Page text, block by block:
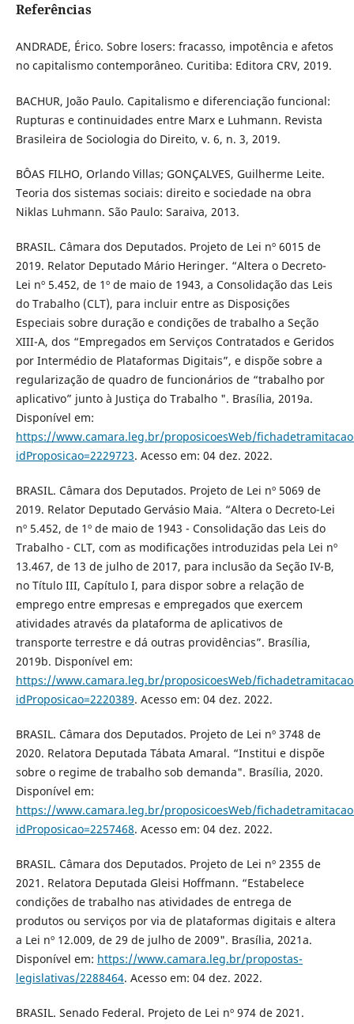
Referências
ANDRADE, Érico. Sobre losers: fracasso, impotência e afetos
no capitalismo contemporâneo. Curitiba: Editora CRV, 2019.
BACHUR, João Paulo. Capitalismo e diferenciação funcional:
Rupturas e continuidades entre Marx e Luhmann. Revista
Brasileira de Sociologia do Direito, v. 6, n. 3, 2019.
BÔAS FILHO, Orlando Villas; GONÇALVES, Guilherme Leite.
Teoria dos sistemas sociais: direito e sociedade na obra
Niklas Luhmann. São Paulo: Saraiva, 2013.
BRASIL. Câmara dos Deputados. Projeto de Lei nº 6015 de
2019. Relator Deputado Mário Heringer. “Altera o Decreto-
Lei nº 5.452, de 1º de maio de 1943, a Consolidação das Leis
do Trabalho (CLT), para incluir entre as Disposições
Especiais sobre duração e condições de trabalho a Seção
XIII-A, dos “Empregados em Serviços Contratados e Geridos
por Intermédio de Plataformas Digitais”, e dispõe sobre a
regularização de quadro de funcionários de “trabalho por
aplicativo” junto à Justiça do Trabalho ". Brasília, 2019a.
Disponível em:
https://www.camara.leg.br/proposicoesWeb/
idProposicao=2229723. Acesso em: 04 dez. 2022.
BRASIL. Câmara dos Deputados. Projeto de Lei nº 5069 de
2019. Relator Deputado Gervásio Maia. “Altera o Decreto-Lei
nº 5.452, de 1º de maio de 1943 - Consolidação das Leis do
Trabalho - CLT, com as modificações introduzidas pela Lei nº
13.467, de 13 de julho de 2017, para inclusão da Seção IV-B,
no Título III, Capítulo I, para dispor sobre a relação de
emprego entre empresas e empregados que exercem
atividades através da plataforma de aplicativos de
transporte terrestre e dá outras providências”. Brasília,
2019b. Disponível em:
https://www.camara.leg.br/proposicoesWeb/
idProposicao=2220389. Acesso em: 04 dez. 2022.
BRASIL. Câmara dos Deputados. Projeto de Lei nº 3748 de
2020. Relatora Deputada Tábata Amaral. “Institui e dispõe
sobre o regime de trabalho sob demanda". Brasília, 2020.
Disponível em:
https://www.camara.leg.br/proposicoesWeb/
idProposicao=2257468. Acesso em: 04 dez. 2022.
BRASIL. Câmara dos Deputados. Projeto de Lei nº 2355 de
2021. Relatora Deputada Gleisi Hoffmann. “Estabelece
condições de trabalho nas atividades de entrega de
produtos ou serviços por via de plataformas digitais e altera
a Lei nº 12.009, de 29 de julho de 2009". Brasília, 2021a.
Disponível em: https://www.camara.leg.br/propostas-
legislativas/2288464. Acesso em: 04 dez. 2022.
BRASIL. Senado Federal. Projeto de Lei nº 974 de 2021.